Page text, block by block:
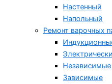
Настенный
Напольный
Ремонт варочных
Независимые
Зависимые